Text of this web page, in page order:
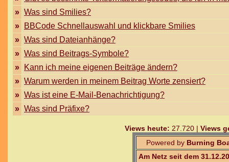
» Was sind Smilies?
»
BBCode Schnellauswahl und klickbare Smilies
» Was sind Dateianhänge?
» Was sind Beitrags-Symbole?
»
Kann ich meine eigenen Beiträge ändern?
» Warum werden in meinem Beitrag Worte zensiert?
» Was ist eine E-Mail-Benachrichtigung?
» Was sind Präfixe?
Views heute: 27.720 | Views
Powered by Burning
Am Netz seit dem